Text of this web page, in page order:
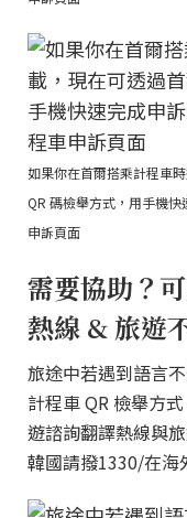
如果你在首爾搭乘計程車
QR 碼檢舉方式，用手機
申訴頁面
需要協助？
熱線 & 旅遊
旅途中若遇到語言
計程車 QR 檢舉方
遊諮詢翻譯熱線與
韓國請撥1330/在海